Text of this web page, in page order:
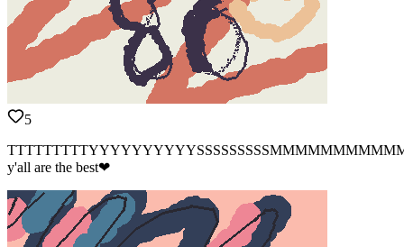
5
y'all are the best❤